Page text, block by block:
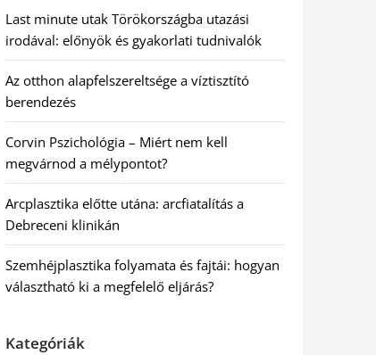
Last minute utak Törökországba utazási
irodával: előnyök és gyakorlati tudnivalók
Az otthon alapfelszereltsége a víztisztító
berendezés
Corvin Pszichológia – Miért nem kell
megvárnod a mélypontot?
Arcplasztika előtte utána: arcfiatalítás a
Debreceni klinikán
Szemhéjplasztika folyamata és fajtái: hogyan
választható ki a megfelelő eljárás?
Kategóriák